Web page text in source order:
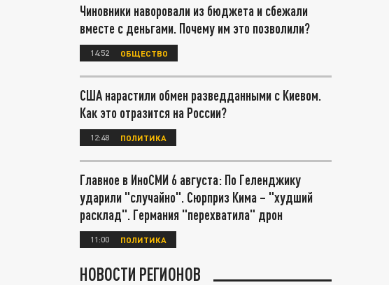
Чиновники наворовали из бюджета и сбежали
вместе с деньгами. Почему им это позволили?
14:52 ОБЩЕСТВО
США нарастили обмен разведданными с Киевом.
Как это отразится на России?
12:48 ПОЛИТИКА
Главное в ИноСМИ 6 августа: По Геленджику
ударили "случайно". Сюрприз Кима – "худший
расклад". Германия "перехватила" дрон
11:00 ПОЛИТИКА
НОВОСТИ РЕГИОНОВ